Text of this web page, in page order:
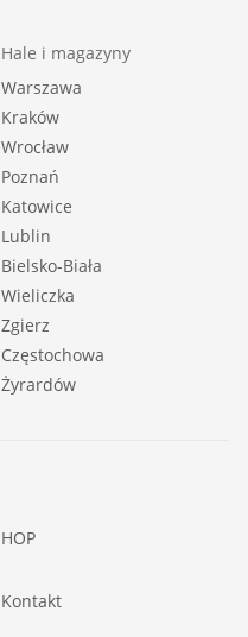
Hale i magazyny
Warszawa
Kraków
Wrocław
Poznań
Katowice
Lublin
Bielsko-Biała
Wieliczka
Zgierz
Częstochowa
Żyrardów
HOP
Kontakt